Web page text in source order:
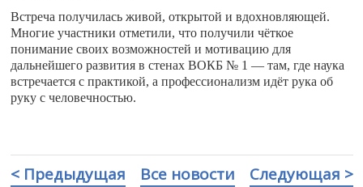
Встреча получилась живой, открытой и вдохновляющей.
Многие участники отметили, что получили чёткое
понимание своих возможностей и мотивацию для
дальнейшего развития в стенах ВОКБ № 1 — там, где наука
встречается с практикой, а профессионализм идёт рука об
руку с человечностью.
< Предыдущая Все новости Следующая >